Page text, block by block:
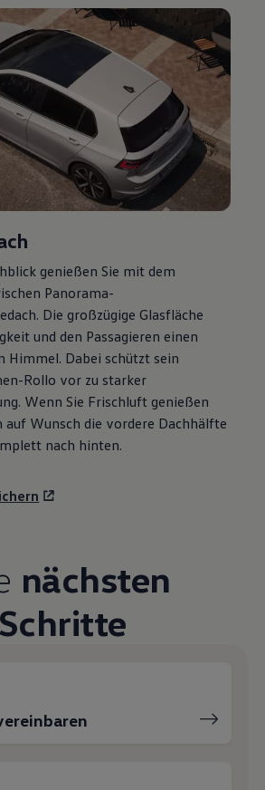
R
Unfallhilfe
Kundenbetreuung
genießen Sie mit dem
Panorama-
Die großzügige Glasfläche
und den Passagieren einen
Himmel. Dabei schützt sein
Rollo vor zu starker
Wenn Sie Frischluft genießen
Wunsch die vordere Dachhälfte
nach hinten.
nächsten
Schritte